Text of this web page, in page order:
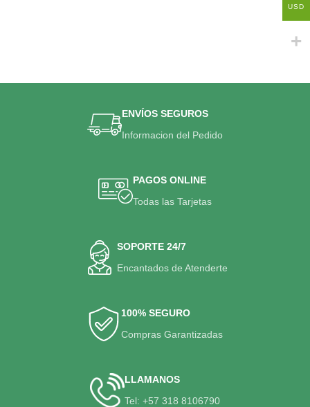
ENVÍOS SEGUROS
Informacion del Pedido
PAGOS ONLINE
Todas las Tarjetas
SOPORTE 24/7
Encantados de Atenderte
100% SEGURO
Compras Garantizadas
LLAMANOS
Tel: +57 318 8106790
USD